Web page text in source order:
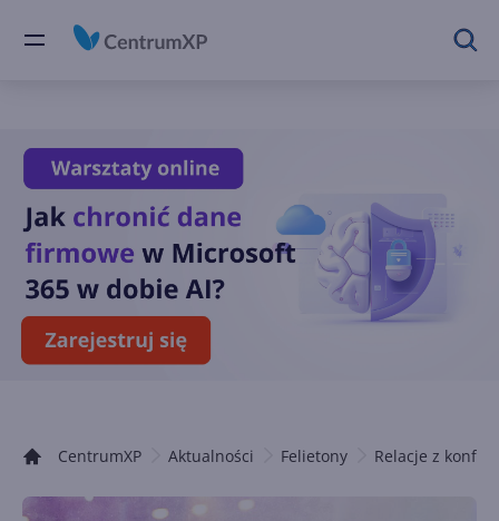
CentrumXP Aktualności Felietony Relacje z